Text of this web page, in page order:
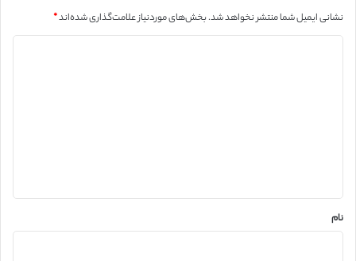
نشانی ایمیل شما منتشر نخواهد شد.بخش‌های موردنیاز علامت‌گذاری شده‌اند*
نام